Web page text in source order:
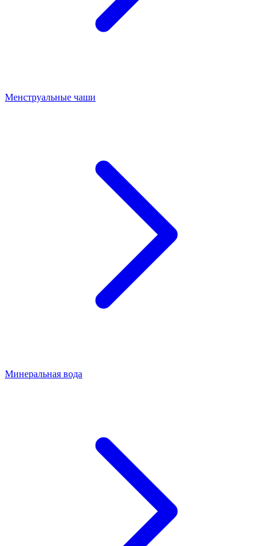
Менструальные чаши
Минеральная вода